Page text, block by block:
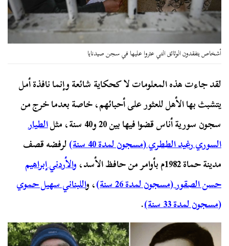
أشخاص يتفقدون الوثائق التي عثروا عليها في سجن صيدنايا
لقد جاءت هذه المعلومات لا كحكاية شائعة وإنما نافذة أمل
يتشبث بها الأهل للعثور على أحبائهم، خاصة بعدما خرج من
سجون سورية أناس قضوا فيها بين 20 و40 سنة، مثل
الطيار
السوري رغيد الططري (مسجون لمدة 40 سنة)
لرفضه قصف
مدينة حماة 1982م بأوامر من حافظ الأسد،
والأردني إبراهيم
حسن الصقور (مسجون لمدة 26 سنة)
، واللبناني سهيل حموي
(مسجون لمدة 33 سنة)
.